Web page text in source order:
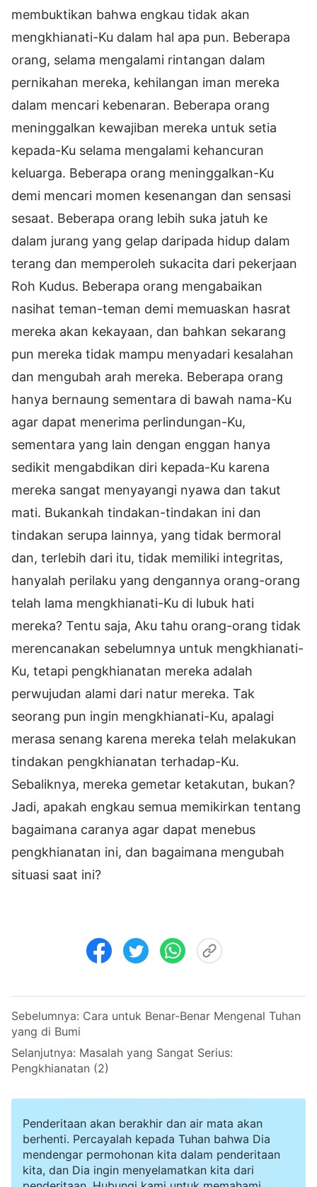
membuktikan bahwa engkau tidak akan
mengkhianati-Ku dalam hal apa pun. Beberapa
orang, selama mengalami rintangan dalam
pernikahan mereka, kehilangan iman mereka
dalam mencari kebenaran. Beberapa orang
meninggalkan kewajiban mereka untuk setia
kepada-Ku selama mengalami kehancuran
keluarga. Beberapa orang meninggalkan-Ku
demi mencari momen kesenangan dan sensasi
sesaat. Beberapa orang lebih suka jatuh ke
dalam jurang yang gelap daripada hidup dalam
terang dan memperoleh sukacita dari pekerjaan
Roh Kudus. Beberapa orang mengabaikan
nasihat teman-teman demi memuaskan hasrat
mereka akan kekayaan, dan bahkan sekarang
pun mereka tidak mampu menyadari kesalahan
dan mengubah arah mereka. Beberapa orang
hanya bernaung sementara di bawah nama-Ku
agar dapat menerima perlindungan-Ku,
sementara yang lain dengan enggan hanya
sedikit mengabdikan diri kepada-Ku karena
mereka sangat menyayangi nyawa dan takut
mati. Bukankah tindakan-tindakan ini dan
tindakan serupa lainnya, yang tidak bermoral
dan, terlebih dari itu, tidak memiliki integritas,
hanyalah perilaku yang dengannya orang-orang
telah lama mengkhianati-Ku di lubuk hati
mereka? Tentu saja, Aku tahu orang-orang tidak
merencanakan sebelumnya untuk mengkhianati-
Ku, tetapi pengkhianatan mereka adalah
perwujudan alami dari natur mereka. Tak
seorang pun ingin mengkhianati-Ku, apalagi
merasa senang karena mereka telah melakukan
tindakan pengkhianatan terhadap-Ku.
Sebaliknya, mereka gemetar ketakutan, bukan?
Jadi, apakah engkau semua memikirkan tentang
bagaimana caranya agar dapat menebus
pengkhianatan ini, dan bagaimana mengubah
situasi saat ini?
Sebelumnya: Cara untuk Benar-Benar Mengenal Tuhan
yang di Bumi
Selanjutnya: Masalah yang Sangat Serius:
Pengkhianatan (2)
Penderitaan akan berakhir dan air mata akan
berhenti. Percayalah kepada Tuhan bahwa Dia
mendengar permohonan kita dalam penderitaan
kita, dan Dia ingin menyelamatkan kita dari